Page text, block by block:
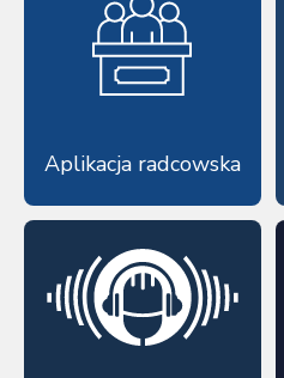
Aplikacja radcowska